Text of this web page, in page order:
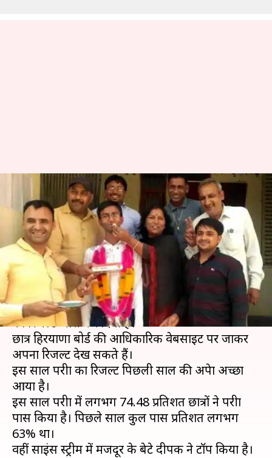
HBSE 12th Result: स्कूल में नहीं
थे अध्यापक, फिर भी हरियाणा में
किया प्रथम स्थान हासिल
लेखन मोना दीक्षित May 16, 2019 01:50 pm
क्या है खबर?
हरियाणा विद्यालय शिक्षा बोर्ड (HBSE) ने 12वीं बोर्ड परीक्षा
का रिजल्ट जारी कर दिया है।
छात्र हिरयाणा बोर्ड की आधिकारिक वेबसाइट पर जाकर
अपना रिजल्ट देख सकते हैं।
इस साल परीक्षा का रिजल्ट पिछली साल की अपेक्षा अच्छा
आया है।
इस साल परीक्षा में लगभग 74.48 प्रतिशत छात्रों ने परीक्षा
पास किया है। पिछले साल कुल पास प्रतिशत लगभग
63% था।
वहीं साइंस स्ट्रीम में मजदूर के बेटे दीपक ने टॉप किया है।